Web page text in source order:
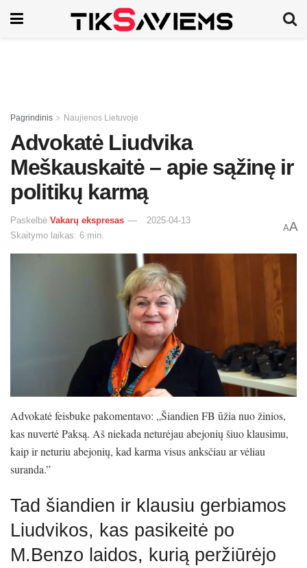
Pagrindinis Naujienos Lietuvoje
Advokatė Liudvika
Meškauskaitė – apie sąžinę ir
politikų karmą
Paskelbė Vakarų ekspresas
2025-04-13
Skaitymo laikas: 6 min.
AA
Advokatė feisbuke pakomentavo: „Šiandien FB ūžia nuo žinios,
kas nuvertė Paksą. Aš niekada neturėjau abejonių šiuo klausimu,
kaip ir neturiu abejonių, kad karma visus anksčiau ar vėliau
suranda.”
Tad šiandien ir klausiu gerbiamos
Liudvikos, kas pasikeitė po
M.Benzo laidos, kurią peržiūrėjo